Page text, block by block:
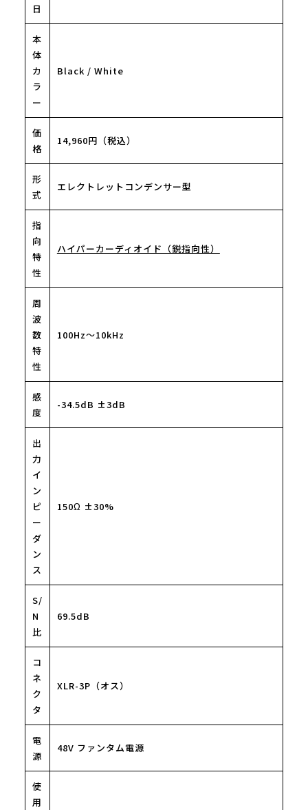
日
本
体
カ
ラ
ー
Black / White
価
格
14,960円（税込）
形
式
エレクトレットコンデンサー型
指
向
特
性
ハイパーカーディオイド（鋭指向性）
周
波
数
特
性
100Hz～10kHz
感
度
-34.5dB ±3dB
出
力
イ
ン
ピ
ー
ダ
ン
ス
150Ω ±30%
S/
N
比
69.5dB
コ
ネ
ク
タ
XLR-3P（オス）
電
源
48V ファンタム電源
使
用